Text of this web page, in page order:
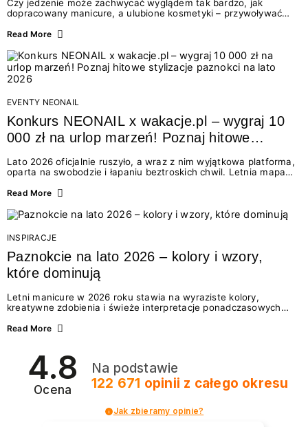
Czy jedzenie może zachwycać wyglądem tak bardzo, jak
dopracowany manicure, a ulubione kosmetyki – przywoływać
świata beauty i oszałamiających deserów to coś więcej niż
zmysłami: przez soczysty kolor, aksamitną teksturę,
orzeźwiający zapach i słodki akcent na podniebieniu. Tego lata
NEONAIL łączy siły z marką Willisch, tworząc unikalny projekt
na styku jedzenia i piękna....
Read More
EVENTY NEONAIL
Konkurs NEONAIL x wakacje.pl – wygraj 10
000 zł na urlop marzeń! Poznaj hitowe
Lato 2026 oficjalnie ruszyło, a wraz z nim wyjątkowa platforma,
oparta na swobodzie i łapaniu beztroskich chwil. Letnia mapa
doświadczenia wakacji – od spontanicznych wyjazdów, przez
Motywem przewodnim jest eksplorowanie i kolekcjonowanie
letnich momentów. Z tej okazji przygotowaliśmy coś absolutnie
wyjątkowego: wielki konkurs z wakacje.pl oraz dawkę
najgorętszych trendów w...
Read More
INSPIRACJE
Paznokcie na lato 2026 – kolory i wzory,
które dominują
Letni manicure w 2026 roku stawia na wyraziste kolory,
kreatywne zdobienia i świeże interpretacje ponadczasowych
zarówno energetycznych odcieni inspirowanych wakacjami, jak
2026? Znajdź inspirację dla swojego manicure!
Read More
4.8
Ocena
Na podstawie
122 671 opinii z całego okresu
Jak zbieramy opinie?